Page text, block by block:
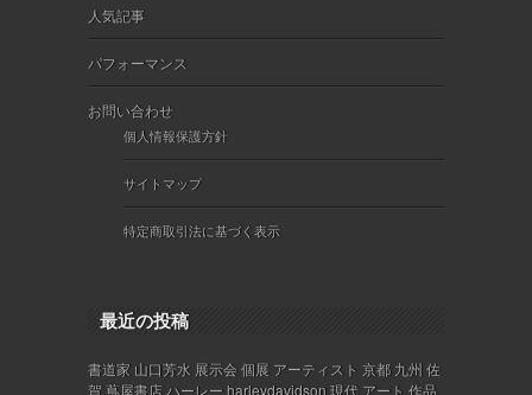
人気記事
パフォーマンス
お問い合わせ
個人情報保護方針
サイトマップ
特定商取引法に基づく表示
最近の投稿
書道家 山口芳水 展示会 個展 アーティスト 京都 九州 佐
賀 蔦屋書店 ハーレー harleydavidson 現代 アート 作品